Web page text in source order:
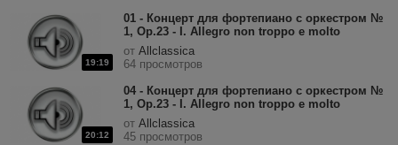
19:19
01 - Концерт для фортепиано с оркестром №
1, Op.23 - I. Allegro non troppo e molto
maestoso.mp3
от Allclassica
64 просмотров
20:12
04 - Концерт для фортепиано с оркестром №
1, Op.23 - I. Allegro non troppo e molto
maestoso.mp3
от Allclassica
45 просмотров